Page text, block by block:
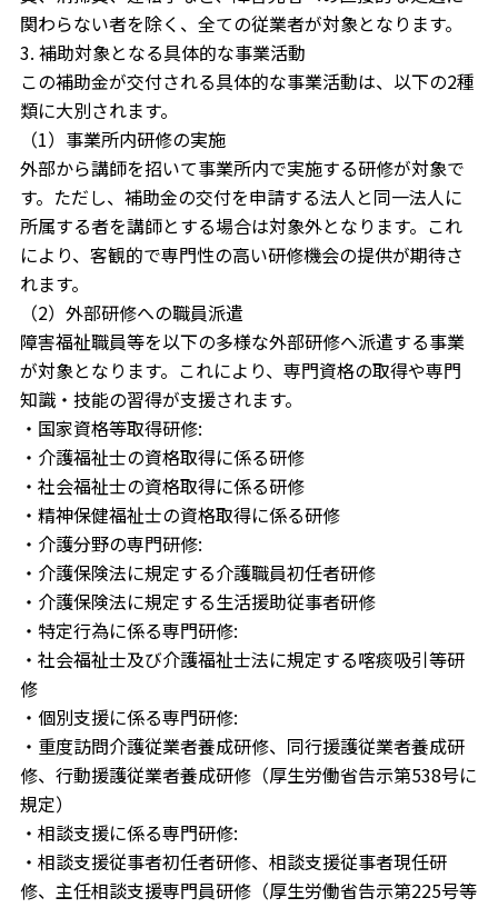
関わらない者を除く、全ての従業者が対象となります。
3. 補助対象となる具体的な事業活動
この補助金が交付される具体的な事業活動は、以下の2種
類に大別されます。
（1）事業所内研修の実施
外部から講師を招いて事業所内で実施する研修が対象で
す。ただし、補助金の交付を申請する法人と同一法人に
所属する者を講師とする場合は対象外となります。これ
により、客観的で専門性の高い研修機会の提供が期待さ
れます。
（2）外部研修への職員派遣
障害福祉職員等を以下の多様な外部研修へ派遣する事業
が対象となります。これにより、専門資格の取得や専門
知識・技能の習得が支援されます。
・国家資格等取得研修:
・介護福祉士の資格取得に係る研修
・社会福祉士の資格取得に係る研修
・精神保健福祉士の資格取得に係る研修
・介護分野の専門研修:
・介護保険法に規定する介護職員初任者研修
・介護保険法に規定する生活援助従事者研修
・特定行為に係る専門研修:
・社会福祉士及び介護福祉士法に規定する喀痰吸引等研
修
・個別支援に係る専門研修:
・重度訪問介護従業者養成研修、同行援護従業者養成研
修、行動援護従業者養成研修（厚生労働省告示第538号に
規定）
・相談支援に係る専門研修:
・相談支援従事者初任者研修、相談支援従事者現任研
修、主任相談支援専門員研修（厚生労働省告示第225号等